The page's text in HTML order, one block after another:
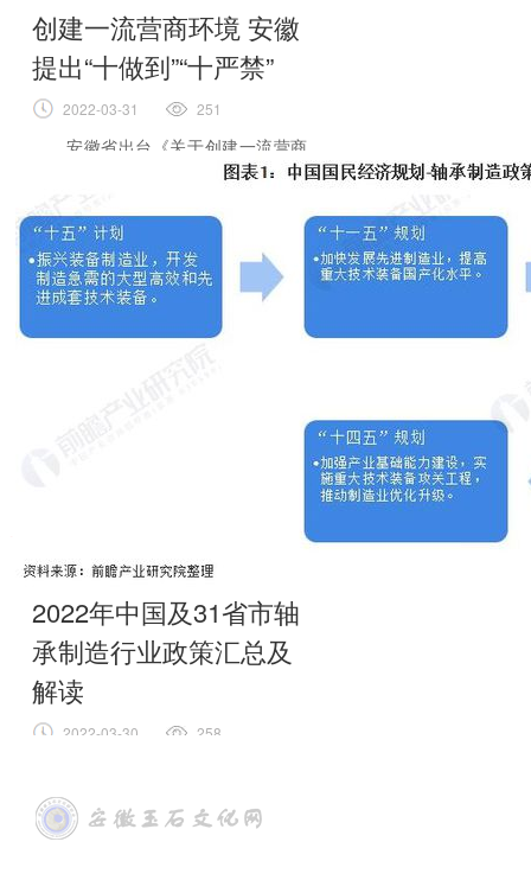
创建一流营商环境 安徽
提出“十做到”“十严禁”
2022-03-31 251
安徽省出台《关于创建一流营商
环境的意见》和《关于促进市场主体
提质扩量增效的意见》，
2022年中国及31省市轴
承制造行业政策汇总及
解读
2022-03-30 258